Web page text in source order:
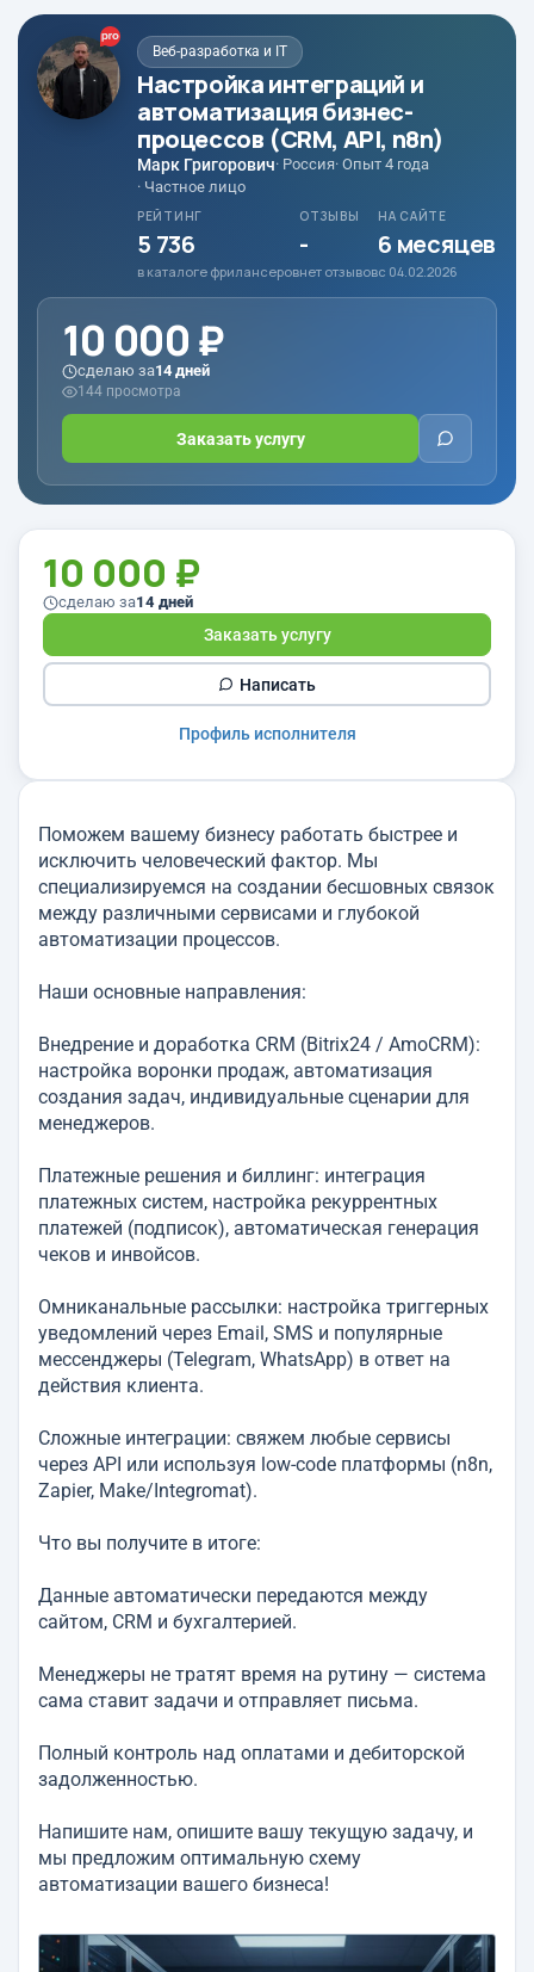
Веб-разработка и IT
Настройка интеграций и
автоматизация бизнес-
процессов (CRM, API, n8n)
Марк Григорович· Россия· Опыт 4 года
· Частное лицо
РЕЙТИНГ
5 736
в каталоге фрилансеров
ОТЗЫВЫ
-
нет отзывов
НА САЙТЕ
6 месяцев
с 04.02.2026
10 000 ₽
сделаю за14 дней
144 просмотра
Заказать услугу
Поможем вашему бизнесу работать быстрее и
исключить человеческий фактор. Мы
специализируемся на создании бесшовных связок
между различными сервисами и глубокой
автоматизации процессов.
Наши основные направления:
Внедрение и доработка CRM (Bitrix24 / AmoCRM):
настройка воронки продаж, автоматизация
создания задач, индивидуальные сценарии для
менеджеров.
Платежные решения и биллинг: интеграция
платежных систем, настройка рекуррентных
платежей (подписок), автоматическая генерация
чеков и инвойсов.
Омниканальные рассылки: настройка триггерных
уведомлений через Email, SMS и популярные
мессенджеры (Telegram, WhatsApp) в ответ на
действия клиента.
Сложные интеграции: свяжем любые сервисы
через API или используя low-code платформы (n8n,
Zapier, Make/Integromat).
Что вы получите в итоге:
Данные автоматически передаются между
сайтом, CRM и бухгалтерией.
Менеджеры не тратят время на рутину — система
сама ставит задачи и отправляет письма.
Полный контроль над оплатами и дебиторской
задолженностью.
Напишите нам, опишите вашу текущую задачу, и
мы предложим оптимальную схему
автоматизации вашего бизнеса!
10 000 ₽
сделаю за14 дней
Заказать услугу
Написать
Профиль исполнителя